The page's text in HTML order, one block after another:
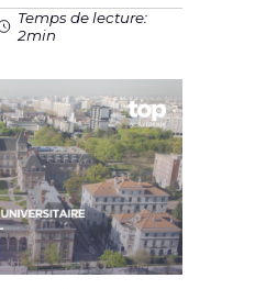
Temps de lecture:
2min